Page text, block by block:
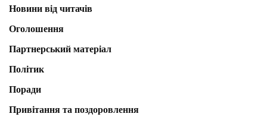
Новини від читачів
Оголошення
Партнерський матеріал
Політик
Поради
Привітання та поздоровлення